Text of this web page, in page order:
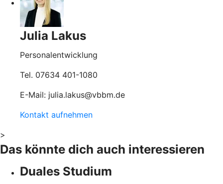
Julia Lakus
Personalentwicklung
Tel. 07634 401-1080
E-Mail: julia.lakus@vbbm.de
Kontakt aufnehmen
>
Das könnte dich auch interessieren
Duales Studium